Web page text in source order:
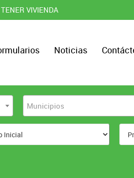
VIVIENDA
Noticias
Municipios